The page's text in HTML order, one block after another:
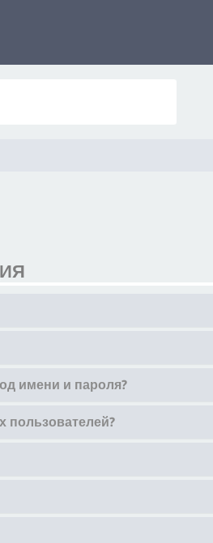
имени и пароля?
пользователей?